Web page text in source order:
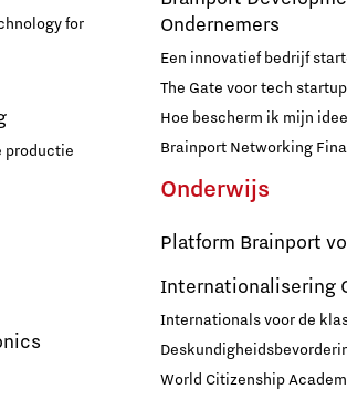
for
productie
Ondernemers
Een innovatief bedrijf
The Gate voor tech
Hoe bescherm ik mijn
Brainport Networking
Onderwijs
Platform Brainport
Internationalisering
Internationals voor de
World Citizenship